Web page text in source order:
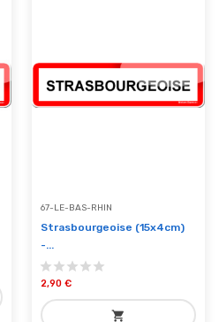
67-LE-BAS-RHIN
Strasbourgeoise (15x4cm)
-...
2,90 €
shopping_cart